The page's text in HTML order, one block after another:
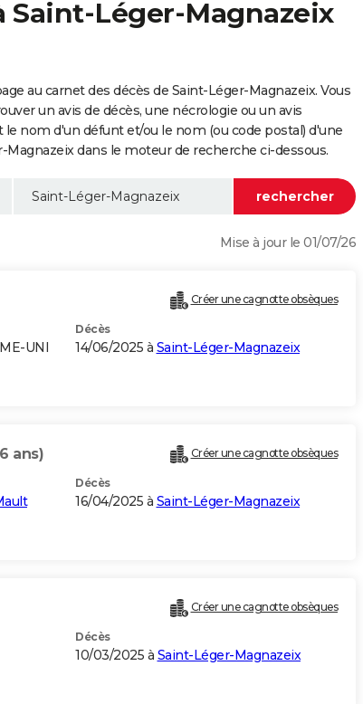
Saint-Léger-Magnazeix
au carnet des décès de Saint-Léger-Magnazeix. Vous
un avis de décès, une nécrologie ou un avis
nom d'un défunt et/ou le nom (ou code postal) d'une
dans le moteur de recherche ci-dessous.
Mise à jour le 01/07/26
Créer une cagnotte obsèques
UNI
Décès
14/06/2025 à Saint-Léger-Magnazeix
ans) Créer une cagnotte obsèques
Décès
16/04/2025 à Saint-Léger-Magnazeix
Créer une cagnotte obsèques
Décès
10/03/2025 à Saint-Léger-Magnazeix